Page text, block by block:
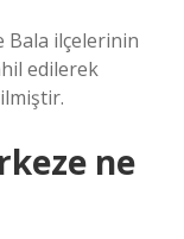
Bala ilçelerinin
edilerek
ne